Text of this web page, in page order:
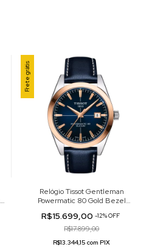
Frete grátis
Relógio Tissot Gentleman
Powermatic 80 Gold Bezel
T927.407.46.041.00
R$15.699,00 -12%OFF
R$17.899,00
R$13.344,15 com PIX